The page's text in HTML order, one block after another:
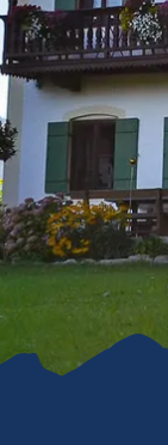
im
G'schichten